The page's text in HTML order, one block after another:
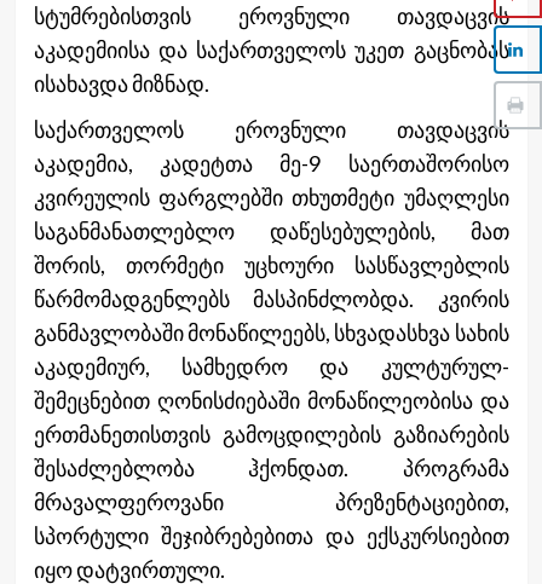
სტუმრებისთვის ეროვნული თავდაცვის
აკადემიისა და საქართველოს უკეთ გაცნობას
ისახავდა მიზნად.
საქართველოს ეროვნული თავდაცვის
აკადემია, კადეტთა მე-9 საერთაშორისო
კვირეულის ფარგლებში თხუთმეტი უმაღლესი
საგანმანათლებლო დაწესებულების, მათ
შორის, თორმეტი უცხოური სასწავლებლის
წარმომადგენლებს მასპინძლობდა. კვირის
განმავლობაში მონაწილეებს, სხვადასხვა სახის
აკადემიურ, სამხედრო და კულტურულ-
შემეცნებით ღონისძიებაში მონაწილეობისა და
ერთმანეთისთვის გამოცდილების გაზიარების
შესაძლებლობა ჰქონდათ. პროგრამა
მრავალფეროვანი პრეზენტაციებით,
სპორტული შეჯიბრებებითა და ექსკურსიებით
იყო დატვირთული.